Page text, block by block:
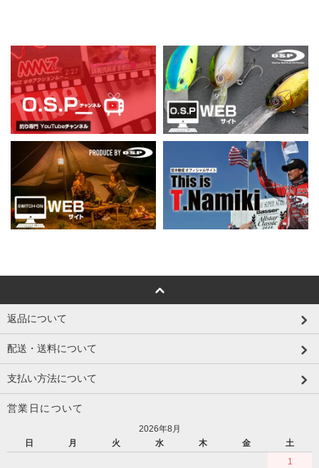
返品について
配送・送料について
支払い方法について
営業日について
2026年8月
日
月 火 水 木 金
土
1